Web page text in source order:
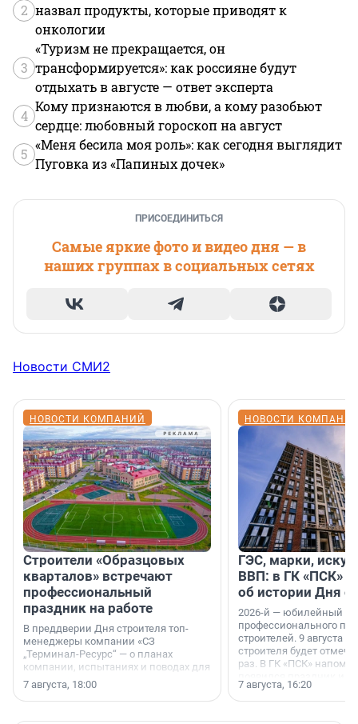
2 назвал продукты, которые приводят к
онкологии
3
«Туризм не прекращается, он
трансформируется»: как россияне будут
отдыхать в августе — ответ эксперта
4
Кому признаются в любви, а кому разобьют
сердце: любовный гороскоп на август
5
«Меня бесила моя роль»: как сегодня выглядит
Пуговка из «Папиных дочек»
ПРИСОЕДИНИТЬСЯ
Самые яркие фото и видео дня — в
наших группах в социальных сетях
Новости СМИ2
НОВОСТИ КОМПАНИЙ
Строители «Образцовых
кварталов» встречают
профессиональный
праздник на работе
В преддверии Дня строителя топ-
менеджеры компании «СЗ
„Терминал-Ресурс“ — о планах
компании, испытаниях и поводах для
осторожного оптимизма.
7 августа, 18:00
НОВОСТИ
ГЭС, марки,
ВВП: в ГК «ПСК»
об истории Дня
2026-й — юбилейный
профессионального
строителей. 9 августа
строителя будет
раз. В ГК «ПСК»
поменялась роль
7 августа, 16:20